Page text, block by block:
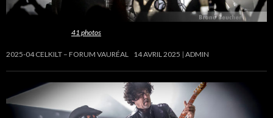
41 photos
2025-04 CELKILT – FORUM VAURÉAL 14 AVRIL 2025 ADMIN